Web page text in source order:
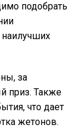
подобрать
за
приз. Также
что дает
жетонов.